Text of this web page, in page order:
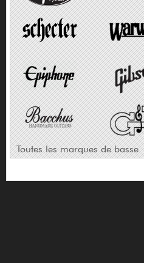
Toutes les marques de basse